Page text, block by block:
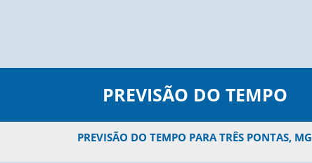
PREVISÃO DO TEMPO
PREVISÃO DO TEMPO PARA TRÊS PONTAS, MG